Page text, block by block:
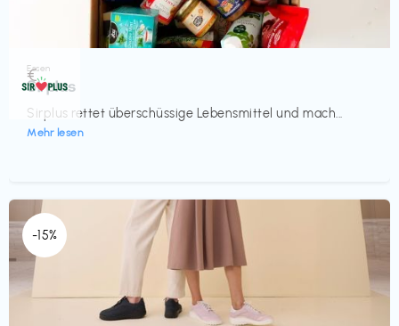
Essen
Sirplus
Sirplus rettet überschüssige Lebensmittel und mach...
Mehr lesen
€‎
-15%